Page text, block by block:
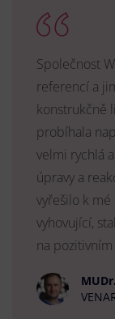
Společnost
referencí a
konstrukčně
probíhala
velmi rychlá
úpravy a
vyřešilo k
vyhovující,
na pozitivním